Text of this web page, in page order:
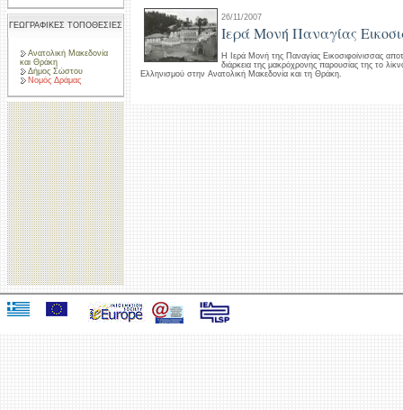
ΓΕΩΓΡΑΦΙΚΕΣ ΤΟΠΟΘΕΣΙΕΣ
Ανατολική Μακεδονία
και Θράκη
Δήμος Σώστου
Νομός Δράμας
26/11/2007
Ιερά Μονή Παναγίας
Η Ιερά Μονή της Παναγίας Εικοσιφοίνισσας
διάρκεια της μακρόχρονης παρουσίας της το
Ελληνισμού στην Ανατολική Μακεδονία και τη Θράκη.